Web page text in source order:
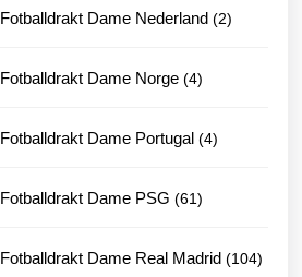
Fotballdrakt Dame Nederland 22
Fotballdrakt Dame Norge 44
Fotballdrakt Dame Portugal 44
Fotballdrakt Dame PSG 6161
Fotballdrakt Dame Real Madrid 104104